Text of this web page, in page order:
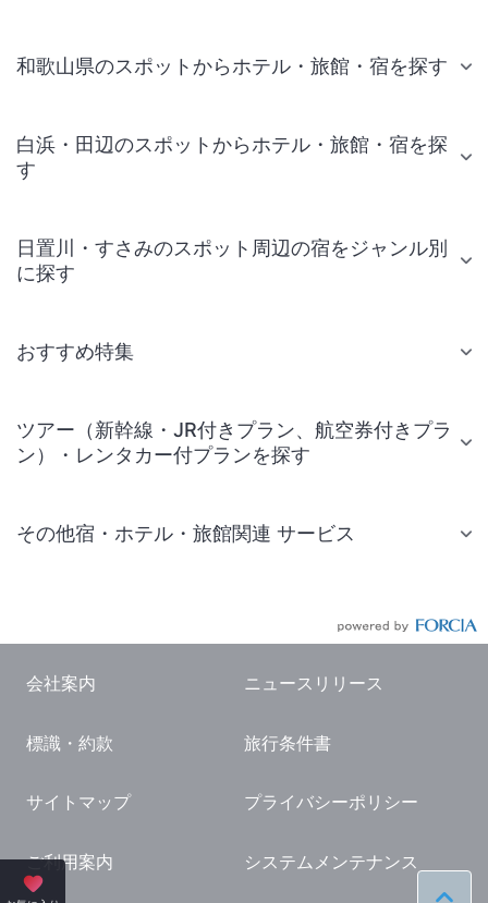
和歌山県のスポットからホテル・旅館・宿を探す
白浜・田辺のスポットからホテル・旅館・宿を探
す
日置川・すさみのスポット周辺の宿をジャンル別
に探す
おすすめ特集
ツアー（新幹線・JR付きプラン、航空券付きプラ
ン）・レンタカー付プランを探す
その他宿・ホテル・旅館関連 サービス
国内観光ガイド
旅行・観光情報
会社案内 ニュースリリース
標識・約款 旅行条件書
サイトマップ プライバシーポリシー
ご利用案内 システムメンテナンス